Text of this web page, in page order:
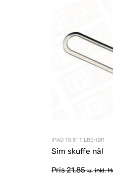
IPAD 10.5" TILBEHØR
Sim skuffe nål
Pris21,85kr. inkl.